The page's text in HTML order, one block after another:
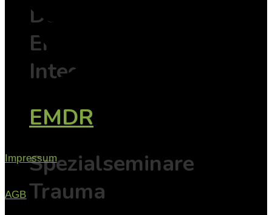
Der Weg vom
Erleben zur
Integration
EMDR
Spezialseminare
Trauma
Impressum
AGB